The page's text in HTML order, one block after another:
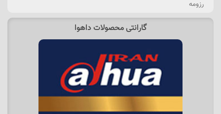
رزومه
گارانتی محصولات داهوا